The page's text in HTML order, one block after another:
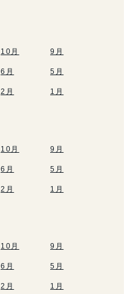
10月 9月
6月 5月
2月 1月
10月 9月
6月 5月
2月 1月
10月 9月
6月 5月
2月 1月